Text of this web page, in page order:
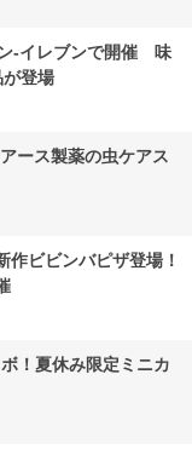
-イレブンで開催 味
が登場
ース製薬の虫ケアス
作ビビンバピザ登場！
！夏休み限定ミニカ